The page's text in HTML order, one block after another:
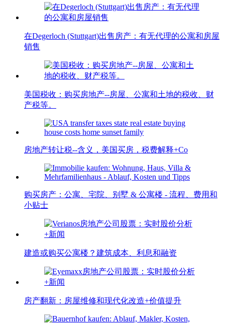
在Degerloch (Stuttgart)出售房产：有无代理的公寓和房屋
销售
美国税收：购买房地产--房屋、公寓和土地的税收、财
产税等。
房地产转让税--含义，美国买房，税费解释+Co
购买房产：公寓、宅院、别墅 & 公寓楼 - 流程、费用和
小贴士
建造或购买公寓楼？建筑成本、利息和融资
房产翻新：房屋维修和现代化改造+价值提升